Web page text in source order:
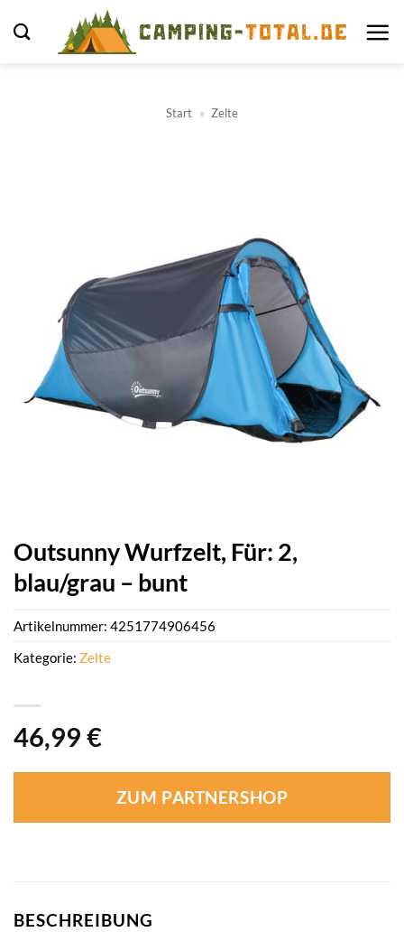
Inhalt
Start » Zelte
Outsunny Wurfzelt, Für: 2,
blau/grau – bunt
46,99 €
ZUM PARTNERSHOP
Artikelnummer: 4251774906456
Kategorie: Zelte
BESCHREIBUNG